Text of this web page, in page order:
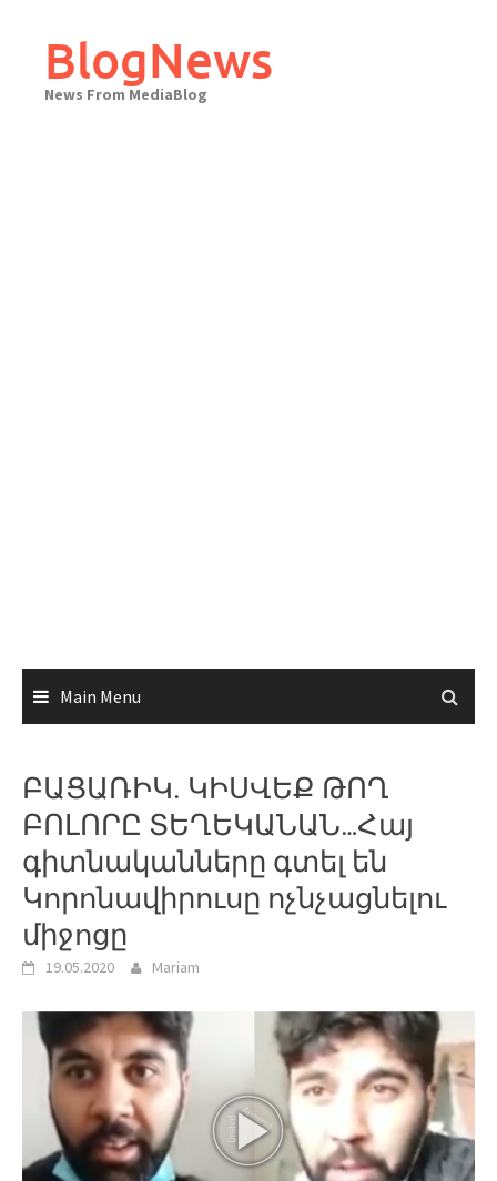
contentBlogNews
News From MediaBlog
Main Menu
ԲԱՑԱՌԻԿ. ԿԻՍՎԵՔ ԹՈՂ
ԲՈԼՈՐԸ ՏԵՂԵԿԱՆԱՆ…Հայ
գիտնականները գտել են
Կորոնավիրուսը ոչնչացնելու
միջոցը
19.05.2020 Mariam